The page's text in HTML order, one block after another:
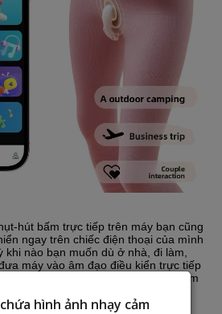
hút bấm trực tiếp trên máy bạn cũng
ngay trên chiếc điện thoại của mình
nào bạn muốn dù ở nhà, đi làm,
máy vào âm đạo điều kiển trực tiếp
bạn cũng tận hưởng những khoái cảm
hình ảnh nhạy cảm